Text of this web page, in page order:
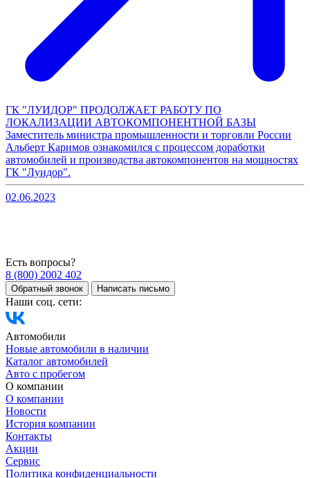
ГК "ЛУИДОР" ПРОДОЛЖАЕТ РАБОТУ ПО
ЛОКАЛИЗАЦИИ АВТОКОМПОНЕНТНОЙ БАЗЫ
Заместитель министра промышленности и торговли России
Альберт Каримов ознакомился с процессом доработки
автомобилей и производства автокомпонентов на мощностях
ГК "Луидор".
02.06.2023
Есть вопросы?
8 (800) 2002 402
Обратный звонок Написать письмо
Наши соц. сети:
Автомобили
Новые автомобили в наличии
Каталог автомобилей
Авто с пробегом
О компании
О компании
Новости
История компании
Контакты
Акции
Сервис
Политика конфиденциальности